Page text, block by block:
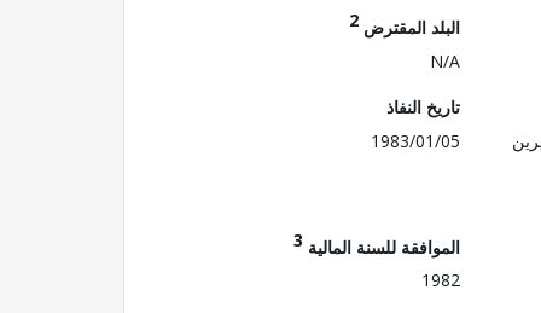
البلد المقترض 2
N/A
تاريخ النفاذ
1983/01/05
الموافقة للسنة المالية 3
1982